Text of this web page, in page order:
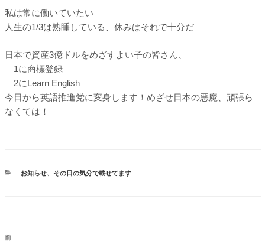
私は常に働いていたい
人生の1/3は熟睡している、休みはそれで十分だ
日本で資産3億ドルをめざすよい子の皆さん、
1に商標登録
2にLearn English
今日から英語推進党に変身します！めざせ日本の悪魔、頑張ら
なくては！
カ
お知らせ、 その日の気分で載せてます
投
前
前